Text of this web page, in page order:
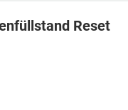
Reset